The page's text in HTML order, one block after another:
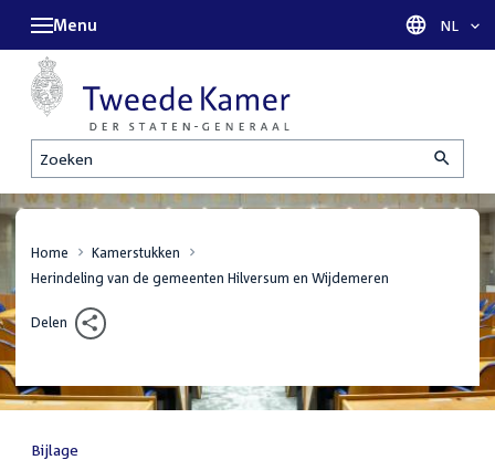
Zoeken
Menu Taal
NL
Home
Kamerstukken
Herindeling van de gemeenten Hilversum en Wijdemeren
Delen
Bijlage